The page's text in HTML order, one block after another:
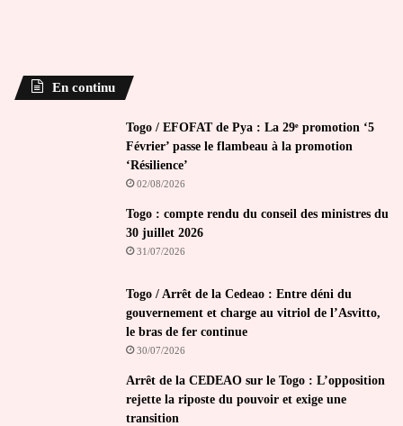
En continu
Togo / EFOFAT de Pya : La 29ᵉ promotion ‘5
Février’ passe le flambeau à la promotion
‘Résilience’
02/08/2026
Togo : compte rendu du conseil des ministres du
30 juillet 2026
31/07/2026
Togo / Arrêt de la Cedeao : Entre déni du
gouvernement et charge au vitriol de l’Asvitto,
le bras de fer continue
30/07/2026
Arrêt de la CEDEAO sur le Togo : L’opposition
rejette la riposte du pouvoir et exige une
transition